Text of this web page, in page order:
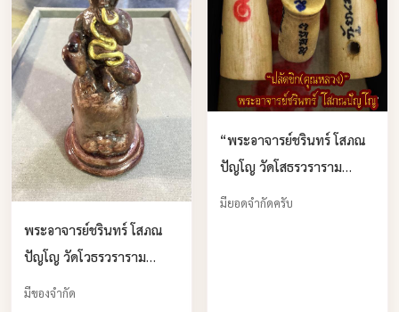
พระอาจารย์ชรินทร์ โสภณ
ปัญโญ วัดโวธรวราราม
วรวิหาร จ.ฉะเชิงเทรา บูชา
มีของจำกัด
“พระอาจารย์ชรินทร์ โสภณ
ปัญโญ วัดโสธรวราราม
จ.ฉะเชิงเทรา บูชาได้แล้ว
มียอดจำกัดครับ